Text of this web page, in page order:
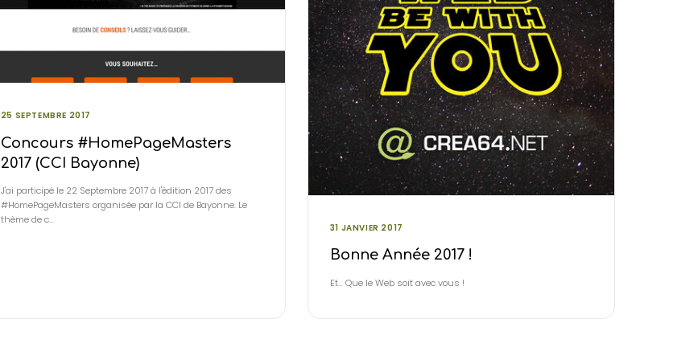
25 SEPTEMBRE 2017
Concours #HomePageMasters
2017 (CCI Bayonne)
J'ai participé le 22 Septembre 2017 à l'édition 2017 des
#HomePageMasters organisée par la CCI de Bayonne. Le
thème de c…
31 JANVIER 2017
Bonne Année 2017 !
Et… Que le Web soit avec vous !